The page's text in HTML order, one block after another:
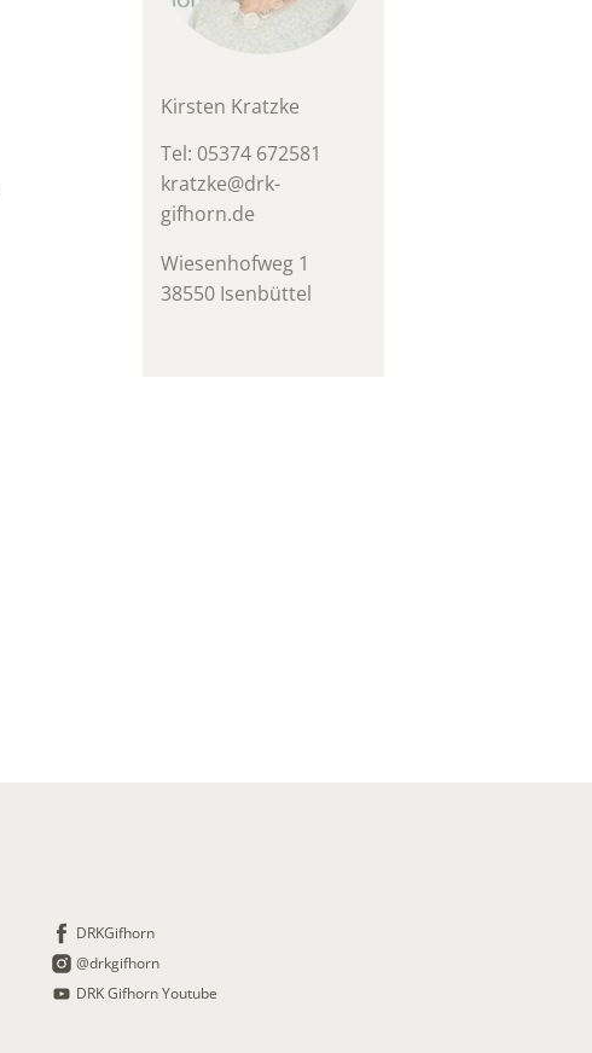
Kirsten Kratzke
Tel: 05374 672581
kratzke@drk-
gifhorn.de
Wiesenhofweg 1
38550 Isenbüttel
DRKGifhorn
@drkgifhorn
DRK Gifhorn Youtube